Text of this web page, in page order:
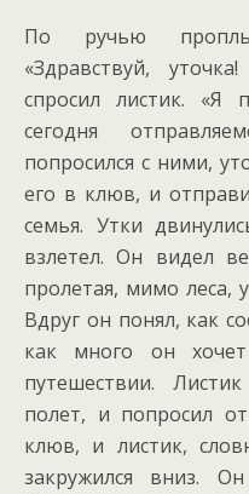
По ручью
«Здравствуй,
спросил листик.
сегодня
попросился с ними,
его в клюв, и
семья. Утки
взлетел. Он видел
пролетая, мимо леса,
Вдруг он понял, как
как много он
путешествии.
полет, и попросил
клюв, и листик,
закружился вниз.